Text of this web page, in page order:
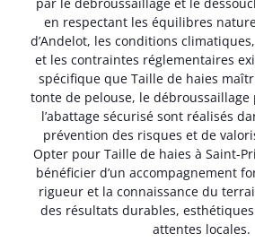
en respectant les équilibres
d’Andelot, les conditions
et les contraintes réglementaires
spécifique que Taille de haies
tonte de pelouse, le
l’abattage sécurisé sont réalisés
prévention des risques et de
Opter pour Taille de haies à Saint-
bénéficier d’un accompagnement
rigueur et la connaissance du
des résultats durables,
attentes locales.